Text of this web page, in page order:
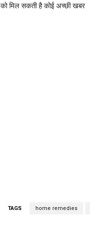
को मिल सकती है कोई अच्छी खबर
TAGS home remedies